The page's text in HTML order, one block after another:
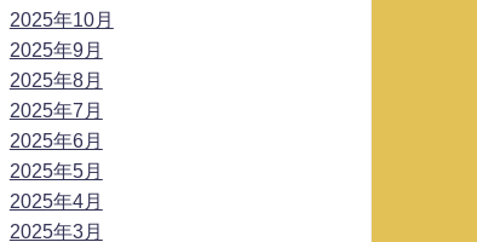
2025年10月
2025年9月
2025年8月
2025年7月
2025年6月
2025年5月
2025年4月
2025年3月